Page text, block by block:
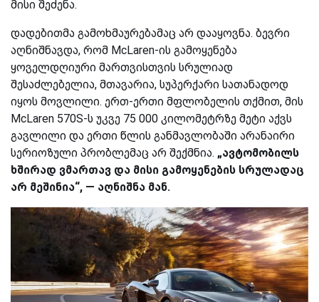
მისი შეძენა.
დადებითმა გამოხმაურებამაც არ დააყოვნა. ბევრი
აღნიშნავდა, რომ McLaren-ის გამოყენება
ყოველდღიური მართვისთვის სრულიად
შესაძლებელია, მთავარია, სუპერქარი სათანადოდ
იყოს მოვლილი. ერთ-ერთი მფლობელის თქმით, მის
McLaren 570S-ს უკვე 75 000 კილომეტრზე მეტი აქვს
გავლილი და ერთი წლის განმავლობაში არანაირი
სერიოზული პრობლემაც არ შექმნია. „ავტომობილს
ხშირად ვმართავ და მისი გამოყენების სრულადაც
არ მეშინია“, — აღნიშნა მან.